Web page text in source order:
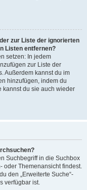
zur Liste der ignorierten
Listen entfernen?
setzen: In jedem
zur Liste der
Außerdem kannst du im
hinzufügen, indem du
kannst du sie auch wieder
Suchbegriff in die Suchbox
oder Themenansicht findest.
den „Erweiterte Suche“-
verfügbar ist.